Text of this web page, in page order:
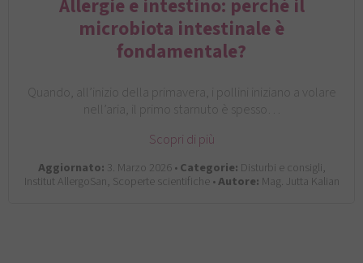
Allergie e intestino: perché il
microbiota intestinale è
fondamentale?
Quando, all’inizio della primavera, i pollini iniziano a volare
nell’aria, il primo starnuto è spesso…
Scopri di più
Aggiornato: 3. Marzo 2026 •Categorie: Disturbi e consigli,
Institut AllergoSan, Scoperte scientifiche •Autore: Mag. Jutta Kalian